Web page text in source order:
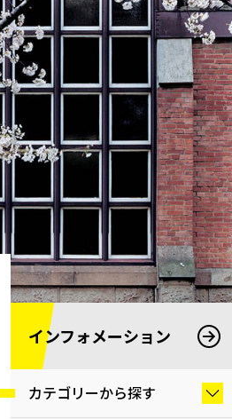
インフォメーション
カテゴリーから探す